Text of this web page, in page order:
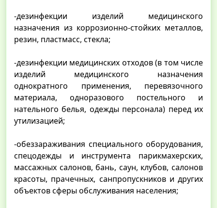
-дезинфекции изделий медицинского
назначения из коррозионно-стойких металлов,
резин, пластмасс, стекла;
-дезинфекции медицинских отходов (в том числе
изделий медицинского назначения
однократного применения, перевязочного
материала, одноразового постельного и
нательного белья, одежды персонала) перед их
утилизацией;
-обеззараживания специального оборудования,
спецодежды и инструмента парикмахерских,
массажных салонов, бань, саун, клубов, салонов
красоты, прачечных, санпропускников и других
объектов сферы обслуживания населения;